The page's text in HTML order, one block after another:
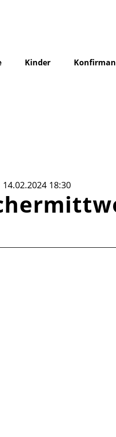
Kinder
18:30